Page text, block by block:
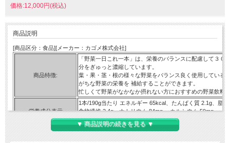
価格:12,000円(税込)
商品説明
[商品区分：食品][メーカー：カゴメ株式会社]
商品特徴:
「野菜一日これ一本」は、栄養のバランスに配慮して３０
分をぎゅっと濃縮しています。
葉・果・茎・根の様々な野菜をバランス良く使用している
がちな野菜の栄養を 補給することができます。
忙しくて野菜がなかなか摂れない方におすすめの野菜飲料
栄養成分表示
(表示単位190ｇ当た
り)：
1本/190g当たり エネルギー 65kcal、たんぱく質 2.1g、脂
食物繊維 2.4g、ナトリウム 84mg、 カルシウム 59mg、
カリウム 810mg、鉄 0.7mg、マグネシウム 34mg、亜鉛
2.0mg、 ビタミンK 16μg、葉酸 10-130μg、
β-カロテン 3500-16000μg、ショ糖 0.7-5.3g、(リコピン
▼ 商品説明の続きを見る ▼